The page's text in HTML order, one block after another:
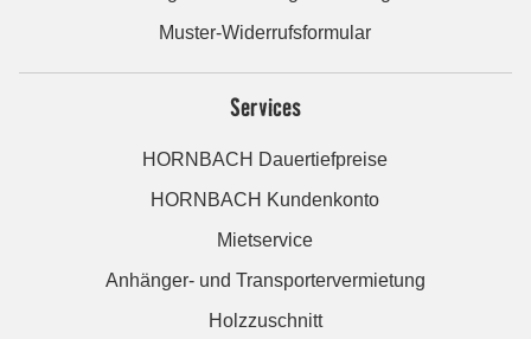
Muster-Widerrufsformular
Services
HORNBACH Dauertiefpreise
HORNBACH Kundenkonto
Mietservice
Anhänger- und Transportervermietung
Holzzuschnitt